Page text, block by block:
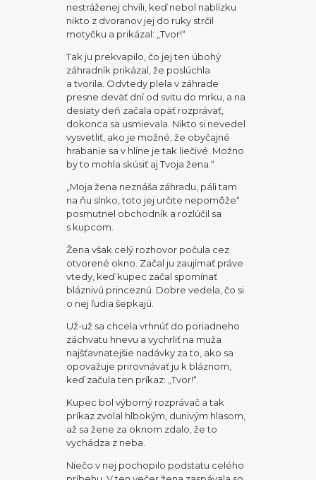
nestráženej chvíli, keď nebol nablízku
nikto z dvoranov jej do ruky strčil
motyčku a prikázal: „Tvor!“
Tak ju prekvapilo, čo jej ten úbohý
záhradník prikázal, že poslúchla
a tvorila. Odvtedy plela v záhrade
presne deväť dní od svitu do mrku, a na
desiaty deň začala opäť rozprávať,
dokonca sa usmievala. Nikto si nevedel
vysvetliť, ako je možné, že obyčajné
hrabanie sa v hline je tak liečivé. Možno
by to mohla skúsiť aj Tvoja žena.“
„Moja žena neznáša záhradu, páli tam
na ňu slnko, toto jej určite nepomôže“
posmutnel obchodník a rozlúčil sa
s kupcom.
Žena však celý rozhovor počula cez
otvorené okno. Začal ju zaujímať práve
vtedy, keď kupec začal spomínať
bláznivú princeznú. Dobre vedela, čo si
o nej ľudia šepkajú.
Už-už sa chcela vrhnúť do poriadneho
záchvatu hnevu a vychrliť na muža
najšťavnatejšie nadávky za to, ako sa
opovažuje prirovnávať ju k bláznom,
keď začula ten príkaz: „Tvor!“.
Kupec bol výborný rozprávač a tak
príkaz zvolal hlbokým, dunivým hlasom,
až sa žene za oknom zdalo, že to
vychádza z neba.
Niečo v nej pochopilo podstatu celého